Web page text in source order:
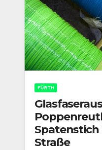
FÜRTH
Spatenstich
Straße